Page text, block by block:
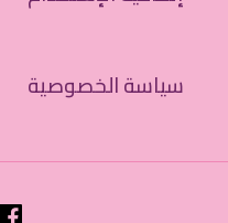
سياسة الخصوصية